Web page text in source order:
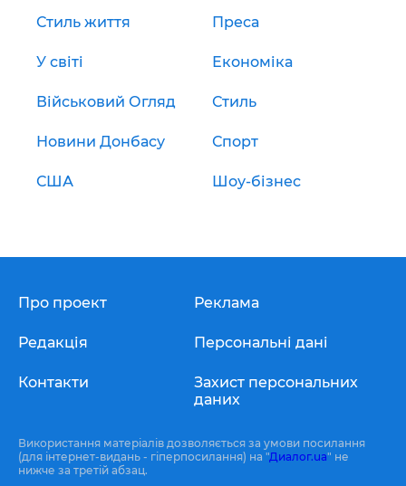
Стиль життя Преса
У світі Економіка
Військовий Огляд Стиль
Новини Донбасу Спорт
США Шоу-бізнес
Про проект
Редакція
Контакти
Реклама
Персональні дані
Захист персональних
даних
Використання матеріалів дозволяється за умови посилання
(для інтернет-видань - гіперпосилання) на "Диалог.ua" не
нижче за третій абзац.